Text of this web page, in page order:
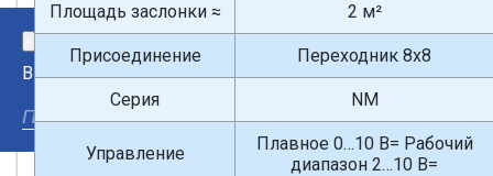
Введите поисковый запрос
Площадь заслонки ≈ 2 м²
Присоединение Переходник 8х8
Серия NM
Управление
Плавное 0…10 В= Рабочий
диапазон 2…10 В=